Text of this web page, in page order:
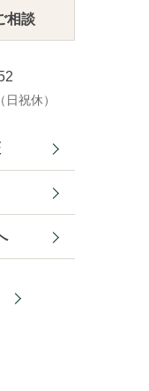
相談
祝休）